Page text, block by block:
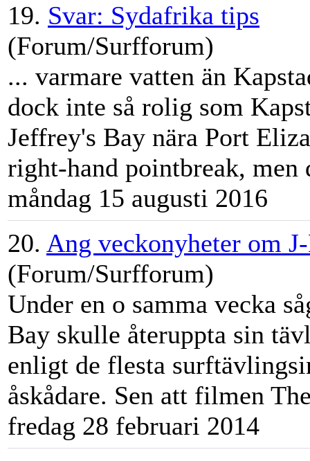
19. Svar: Sydafrika tips
(Forum/Surfforum)
... varmare vatten än
dock inte så rolig som
Jeffrey's Bay nära Port
right-hand pointbreak,
måndag 15 augusti 2016
20. Ang veckonyheter om
(Forum/Surfforum)
Under en o samma vecka
Bay skulle återuppta sin
enligt de flesta
åskådare. Sen att filmen
fredag 28 februari 2014